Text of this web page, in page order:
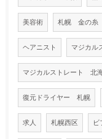
美容術 札幌 金の糸
ヘアニスト マジカル
マジカルストレート 北
復元ドライヤー 札幌
求人 札幌西区 ビ